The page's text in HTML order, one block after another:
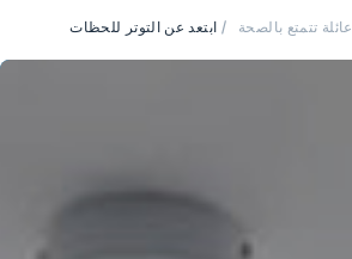
عائلة تتمتع بالصحة / ابتعد عن التوتر للحظات